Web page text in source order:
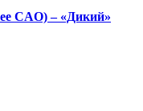
CAO) – «Дикий»